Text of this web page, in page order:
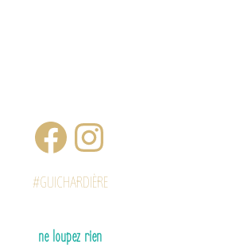
#GUICHARDIÈRE
ne loupez rien